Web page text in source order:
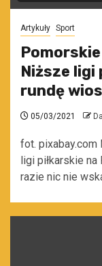
Artykuły Sport
Niższe ligi
rundę
05/03/2021
fot.
ligi piłkarskie
razie nic nie